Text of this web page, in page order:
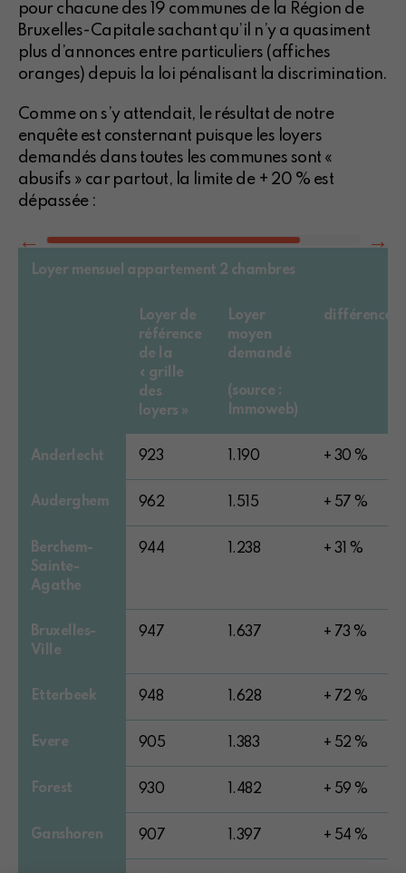
pour chacune des 19 communes de la Région de
Bruxelles-Capitale sachant qu’il n’y a quasiment
plus d’annonces entre particuliers (affiches
oranges) depuis la loi pénalisant la discrimination.
Comme on s’y attendait, le résultat de notre
enquête est consternant puisque les loyers
demandés dans toutes les communes sont «
abusifs » car partout, la limite de + 20 % est
dépassée :
Loyer mensuel appartement 2 chambres
Loyer de
référence
de la
« grille
des
loyers »
Loyer
moyen
demandé
(source :
Immoweb)
différence
Anderlecht 923 1.190 + 30 %
Auderghem 962 1.515 + 57 %
Berchem-
Sainte-
Agathe
944 1.238 + 31 %
Bruxelles-
Ville
947 1.637 + 73 %
Etterbeek 948 1.628 + 72 %
Evere 905 1.383 + 52 %
Forest 930 1.482 + 59 %
Ganshoren 907 1.397 + 54 %